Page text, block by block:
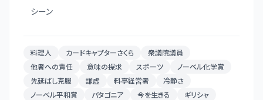
シーン
料理人 カードキャプターさくら
衆議院議員
他者への責任
意味の探求 スポーツ
ノーベル化学賞
先延ばし克服
謙虚 料亭経営者
冷静さ
ノーベル平和賞
パタゴニア 今を生きる
ギリシャ